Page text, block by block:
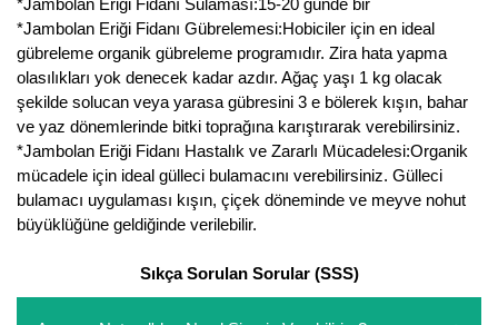
*Jambolan Eriği Fidanı Sulaması:15-20 günde bir
*Jambolan Eriği Fidanı Gübrelemesi:Hobiciler için en ideal
gübreleme organik gübreleme programıdır. Zira hata yapma
olasılıkları yok denecek kadar azdır. Ağaç yaşı 1 kg olacak
şekilde solucan veya yarasa gübresini 3 e bölerek kışın, bahar
ve yaz dönemlerinde bitki toprağına karıştırarak verebilirsiniz.
*Jambolan Eriği Fidanı Hastalık ve Zararlı Mücadelesi:Organik
mücadele için ideal gülleci bulamacını verebilirsiniz. Gülleci
bulamacı uygulaması kışın, çiçek döneminde ve meyve nohut
büyüklüğüne geldiğinde verilebilir.
Sıkça Sorulan Sorular (SSS)